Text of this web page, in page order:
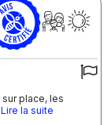
place, les
Lire la suite